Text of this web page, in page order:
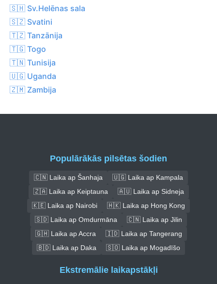
🇸🇭 Sv.Helēnas sala
🇸🇿 Svatini
🇹🇿 Tanzānija
🇹🇬 Togo
🇹🇳 Tunisija
🇺🇬 Uganda
🇿🇲 Zambija
Populārākās pilsētas šodien
🇨🇳 Laika ap Šanhaja
🇺🇬 Laika ap Kampala
🇿🇦 Laika ap Keiptauna
🇦🇺 Laika ap Sidneja
🇰🇪 Laika ap Nairobi
🇭🇰 Laika ap Hong Kong
🇸🇩 Laika ap Omdurmāna
🇨🇳 Laika ap Jilin
🇬🇭 Laika ap Accra
🇮🇩 Laika ap Tangerang
🇧🇩 Laika ap Daka
🇸🇴 Laika ap Mogadīšo
Ekstremālie laikapstākļi